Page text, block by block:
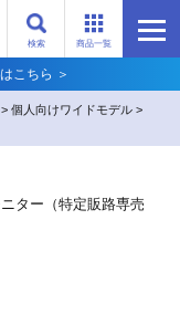
検索 商品一覧
こちら ＞
>個人向けワイドモデル >
ター（特定販路専売